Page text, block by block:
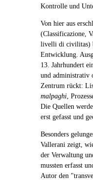
Kontrolle und
Von hier aus
(Classificazione,
livelli di civilitas)
Entwicklung.
13. Jahrhundert
und administrativ
Zentrum rückt:
malpaghi,
Die Quellen
erst gefasst und
Besonders
Vallerani zeigt,
der Verwaltung
mussten erfasst
Autor den